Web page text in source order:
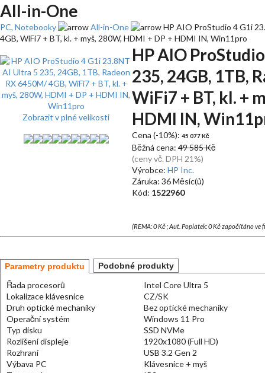
All-in-One
PC, Notebooky All-in-One
HP AIO ProStudio 4 G1i
4GB, WiFi7 + BT, kl. + myš, 280W, HDMI + DP + HDMI IN, Win11pro
Zobrazit v plné velikosti
HP AIO
235, 24GB, 1TB,
WiFi7 + BT, kl. +
HDMI IN,
Cena (-10%): 45 077 Kč
Běžná cena: 49 585 Kč
(ceny vč. DPH 21%)
Výrobce: HP Inc.
Záruka: 36 Měsíc(ů)
Kód: 1522960
(REMA: 0 Kč ; Aut. Poplatek: 0 Kč započítáno
Parametry produktu Podobné produkty
Řada procesorů
Intel Core Ultra 5
Lokalizace klávesnice
CZ/SK
Druh optické mechaniky
Bez optické mechaniky
Operační systém
Windows 11 Pro
Typ disku
SSD NVMe
Rozlišení displeje
1920x1080 (Full HD)
Rozhraní
USB 3.2 Gen 2
Výbava PC
Klávesnice + myš